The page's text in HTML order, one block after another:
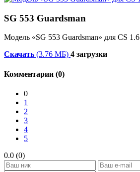
SG 553 Guardsman
Модель «SG 553 Guardsman» для CS 1.6
Скачать (3.76 МБ) 4 загрузки
Комментарии (0)
0
1
2
3
4
5
0.0 (0)